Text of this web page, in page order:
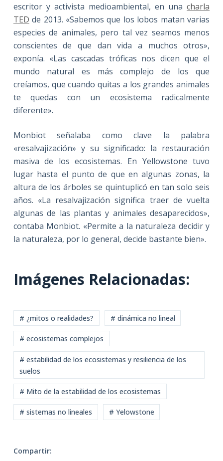
escritor y activista medioambiental, en unacharla
TED de 2013. «Sabemos que los lobos matan varias
especies de animales, pero tal vez seamos menos
conscientes de que dan vida a muchos otros»,
exponía. «Las cascadas tróficas nos dicen que el
mundo natural es más complejo de los que
creíamos, que cuando quitas a los grandes animales
te quedas con un ecosistema radicalmente
diferente».
Monbiot señalaba como clave la palabra
«resalvajización» y su significado: la restauración
masiva de los ecosistemas. En Yellowstone tuvo
lugar hasta el punto de que en algunas zonas, la
altura de los árboles se quintuplicó en tan solo seis
años. «La resalvajización significa traer de vuelta
algunas de las plantas y animales desaparecidos»,
contaba Monbiot. «Permite a la naturaleza decidir y
la naturaleza, por lo general, decide bastante bien».
Imágenes Relacionadas:
# ¿mitos o realidades? # dinámica no lineal
# ecosistemas complejos
# estabilidad de los ecosistemas y resiliencia de los
suelos
# Mito de la estabilidad de los ecosistemas
# sistemas no lineales # Yelowstone
Compartir: